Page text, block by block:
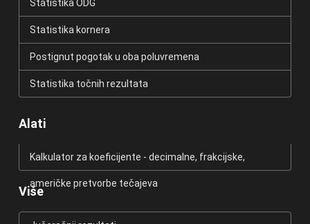
Statistika ODG
Statistika kornera
Postignut pogotak u oba poluvremena
Statistika točnih rezultata
Alati
Kalkulator za koeficijente - decimalne, frakcijske,
američke pretvorbe tečajeva
Više